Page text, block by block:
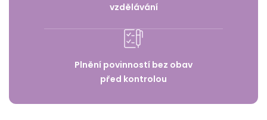
vzdělávání
Plnění povinností bez obav
před kontrolou